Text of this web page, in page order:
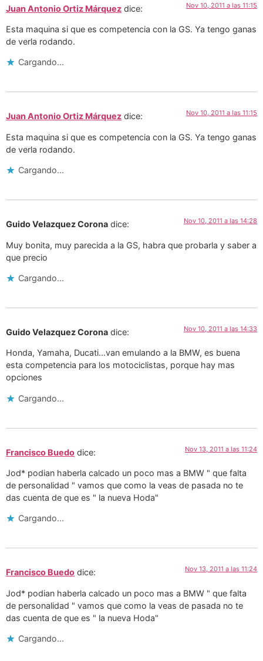
Juan Antonio Ortiz Márquez dice: Nov 10, 2011 a las 11:15
Esta maquina si que es competencia con la GS. Ya tengo ganas
de verla rodando.
Cargando...
Juan Antonio Ortiz Márquez dice: Nov 10, 2011 a las 11:15
Esta maquina si que es competencia con la GS. Ya tengo ganas
de verla rodando.
Cargando...
Guido Velazquez Corona dice: Nov 10, 2011 a las 14:28
Muy bonita, muy parecida a la GS, habra que probarla y saber a
que precio
Cargando...
Guido Velazquez Corona dice: Nov 10, 2011 a las 14:33
Honda, Yamaha, Ducati…van emulando a la BMW, es buena
esta competencia para los motociclistas, porque hay mas
opciones
Cargando...
Francisco Buedo dice: Nov 13, 2011 a las 11:24
Jod* podian haberla calcado un poco mas a BMW " que falta
de personalidad " vamos que como la veas de pasada no te
das cuenta de que es " la nueva Hoda"
Cargando...
Francisco Buedo dice: Nov 13, 2011 a las 11:24
Jod* podian haberla calcado un poco mas a BMW " que falta
de personalidad " vamos que como la veas de pasada no te
das cuenta de que es " la nueva Hoda"
Cargando...